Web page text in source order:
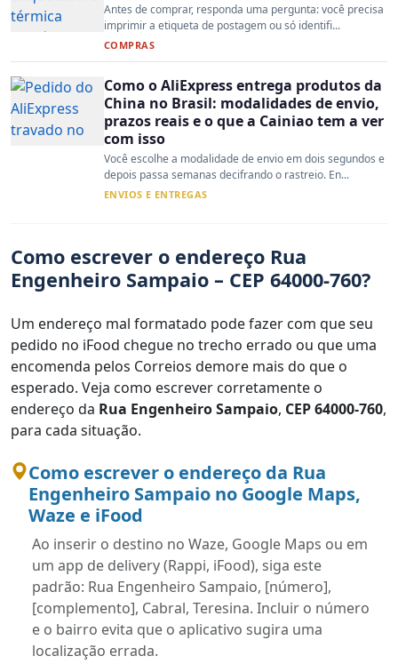
Antes de comprar, responda uma pergunta: você precisa
imprimir a etiqueta de postagem ou só identifi...
COMPRAS
Como o AliExpress entrega produtos da
China no Brasil: modalidades de envio,
prazos reais e o que a Cainiao tem a ver
com isso
Você escolhe a modalidade de envio em dois segundos e
depois passa semanas decifrando o rastreio. En...
ENVIOS E ENTREGAS
Como escrever o endereço Rua
Engenheiro Sampaio – CEP 64000-760?
Um endereço mal formatado pode fazer com que seu
pedido no iFood chegue no trecho errado ou que uma
encomenda pelos Correios demore mais do que o
esperado. Veja como escrever corretamente o
endereço da Rua Engenheiro Sampaio, CEP 64000-760,
para cada situação.
Como escrever o endereço da Rua
Engenheiro Sampaio no Google Maps,
Waze e iFood
Ao inserir o destino no Waze, Google Maps ou em
um app de delivery (Rappi, iFood), siga este
padrão: Rua Engenheiro Sampaio, [número],
[complemento], Cabral, Teresina. Incluir o número
e o bairro evita que o aplicativo sugira uma
localização errada.